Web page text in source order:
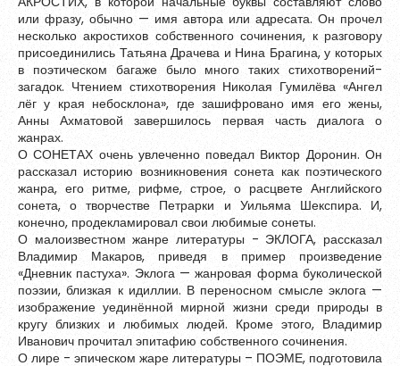
или фразу, обычно — имя автора или адресата. Он прочел
несколько акростихов собственного сочинения, к разговору
присоединились Татьяна Драчева и Нина Брагина, у которых
в поэтическом багаже было много таких стихотворений-
загадок. Чтением стихотворения Николая Гумилёва «Ангел
лёг у края небосклона», где зашифровано имя его жены,
Анны Ахматовой завершилось первая часть диалога о
жанрах.
О СОНЕТАХ очень увлеченно поведал Виктор Доронин. Он
рассказал историю возникновения сонета как поэтического
жанра, его ритме, рифме, строе, о расцвете Английского
сонета, о творчестве Петрарки и Уильяма Шекспира. И,
конечно, продекламировал свои любимые сонеты.
О малоизвестном жанре литературы - ЭКЛОГА, рассказал
Владимир Макаров, приведя в пример произведение
«Дневник пастуха». Эклога — жанровая форма буколической
поэзии, близкая к идиллии. В переносном смысле эклога —
изображение уединённой мирной жизни среди природы в
кругу близких и любимых людей. Кроме этого, Владимир
Иванович прочитал эпитафию собственного сочинения.
О лире - эпическом жаре литературы – ПОЭМЕ, подготовила
Зарегистрироваться
Пароль должен быть минимум 6 символов и содержать хотя
бы одну строчную букву, одну прописную букву, одну цифру
и один специальный символ.